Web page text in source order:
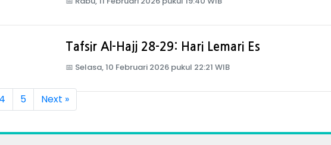
Tafsir Al-Hajj 28-29: Hari Lemari Es
📅 Selasa, 10 Februari 2026 pukul 22:21 WIB
4 5 Next »